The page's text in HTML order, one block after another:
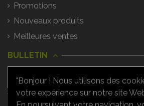
Promotions
Nouveaux produits
Meilleures ventes
BULLETIN
Vous pouvez vous désinscrire à tout
moment. Vous trouverez pour cela nos
"Bonjour ! Nous utilisons des
votre expérience sur notre site